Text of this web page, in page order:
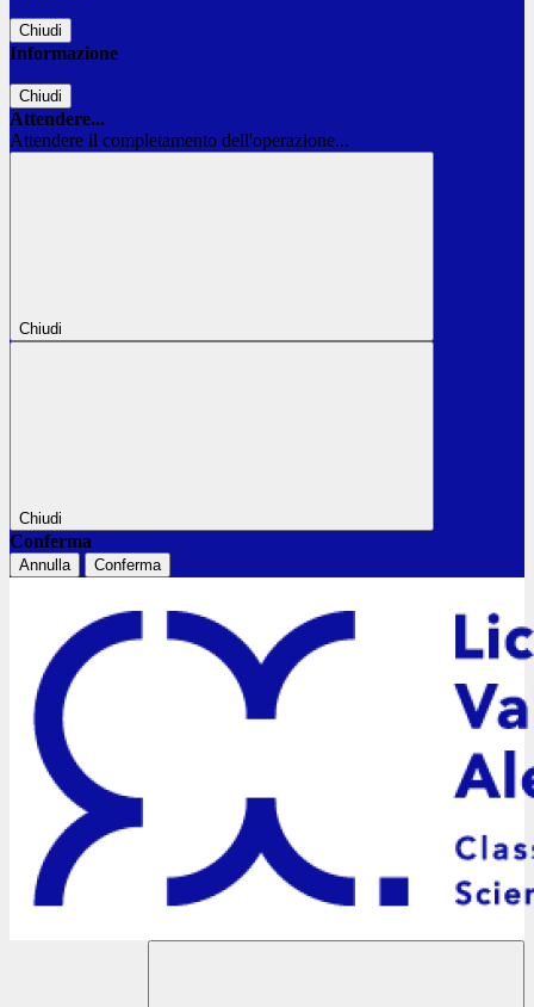
Chiudi
Informazione
Chiudi
Attendere...
Attendere il completamento dell'operazione...
Chiudi
Chiudi
Conferma
Annulla Conferma